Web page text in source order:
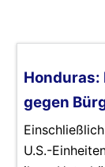
gegen
U.S.-